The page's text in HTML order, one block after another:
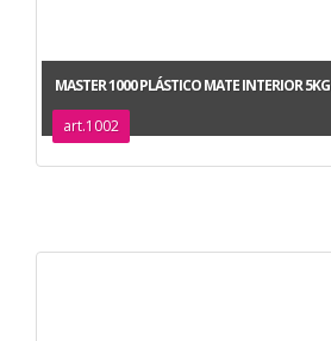
MASTER 1000 PLÁSTICO MATE INTERIOR 5KG
art.1002